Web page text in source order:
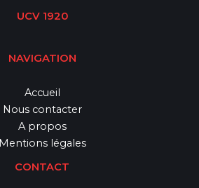
UCV 1920
NAVIGATION
Accueil
Nous contacter
A propos
Mentions légales
CONTACT